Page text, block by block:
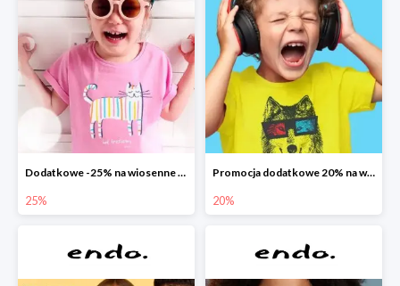
Dodatkowe -25% na wiosenne nowości
25%
Promocja dodatkowe 20% na wszystko
20%